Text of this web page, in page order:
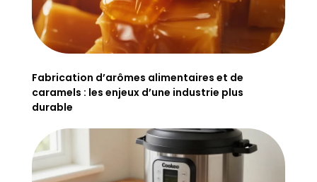
Fabrication d’arômes alimentaires et de
caramels : les enjeux d’une industrie plus
durable